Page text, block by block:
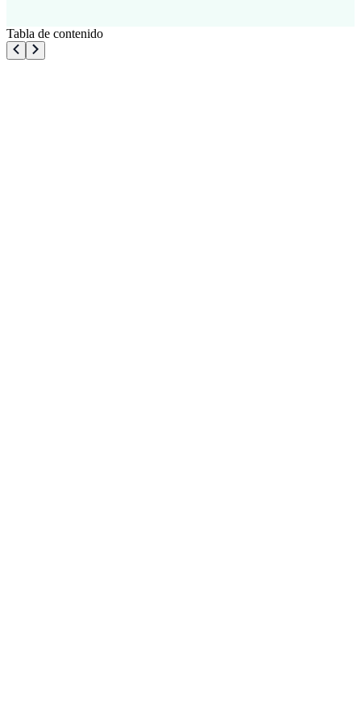
Tabla de contenido